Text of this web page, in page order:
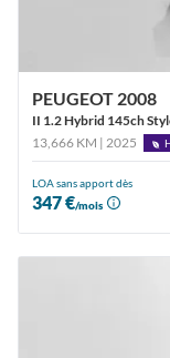
PEUGEOT 2008
II 1.2 Hybrid 145ch
13,666 KM | 2025
LOA sans apport dès
347 €/mois